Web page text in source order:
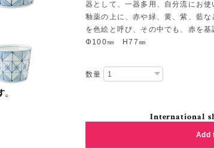
器として、一器多用、自分流にお使
釉薬の上に、赤や緑、黄、紫、藍
を色絵と呼び、その中でも、赤を
Φ100㎜ H77㎜
数量
International
Add